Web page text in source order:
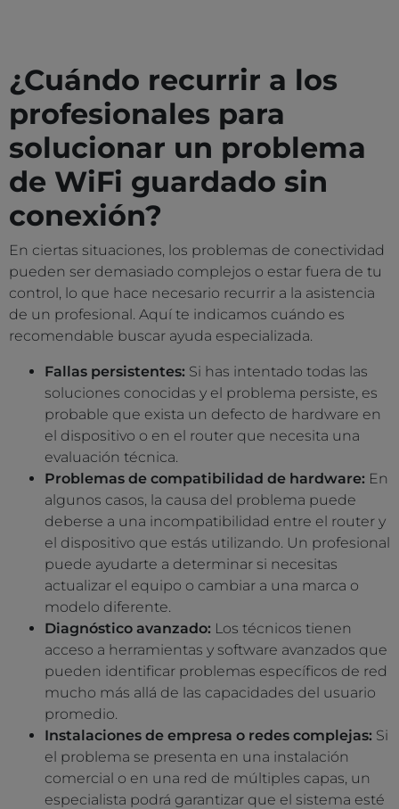
¿Cuándo recurrir a los
profesionales para
solucionar un problema
de WiFi guardado sin
conexión?
En ciertas situaciones, los problemas de conectividad
pueden ser demasiado complejos o estar fuera de tu
control, lo que hace necesario recurrir a la asistencia
de un profesional. Aquí te indicamos cuándo es
recomendable buscar ayuda especializada.
Fallas persistentes: Si has intentado todas las
soluciones conocidas y el problema persiste, es
probable que exista un defecto de hardware en
el dispositivo o en el router que necesita una
evaluación técnica.
Problemas de compatibilidad de hardware: En
algunos casos, la causa del problema puede
deberse a una incompatibilidad entre el router y
el dispositivo que estás utilizando. Un profesional
puede ayudarte a determinar si necesitas
actualizar el equipo o cambiar a una marca o
modelo diferente.
Diagnóstico avanzado: Los técnicos tienen
acceso a herramientas y software avanzados que
pueden identificar problemas específicos de red
mucho más allá de las capacidades del usuario
promedio.
Instalaciones de empresa o redes complejas: Si
el problema se presenta en una instalación
comercial o en una red de múltiples capas, un
especialista podrá garantizar que el sistema esté